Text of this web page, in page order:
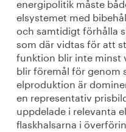
elsystemet med
och samtidigt förhålla
som där vidtas för att
funktion blir inte minst
blir föremål för genom
elproduktion är
en representativ
uppdelade i relevanta
flaskhalsarna i